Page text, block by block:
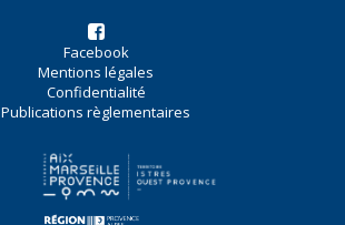
Facebook
Mentions légales
Confidentialité
Publications règlementaires